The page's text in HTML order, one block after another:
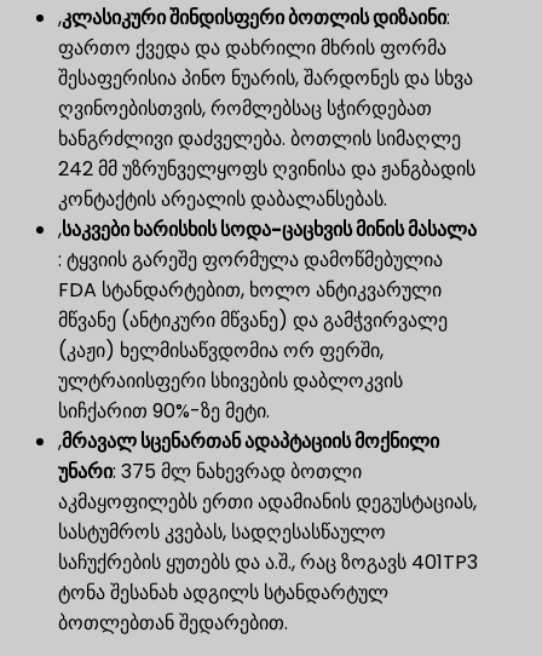
,კლასიკური შინდისფერი ბოთლის დიზაინი​:
ფართო ქვედა და დახრილი მხრის ფორმა
შესაფერისია პინო ნუარის, შარდონეს და სხვა
ღვინოებისთვის, რომლებსაც სჭირდებათ
ხანგრძლივი დაძველება. ბოთლის სიმაღლე
242 მმ უზრუნველყოფს ღვინისა და ჟანგბადის
კონტაქტის არეალის დაბალანსებას.
,საკვები ხარისხის სოდა-ცაცხვის მინის მასალა
: ტყვიის გარეშე ფორმულა დამოწმებულია
FDA სტანდარტებით, ხოლო ანტიკვარული
მწვანე (ანტიკური მწვანე) და გამჭვირვალე
(კაჟი) ხელმისაწვდომია ორ ფერში,
ულტრაიისფერი სხივების დაბლოკვის
სიჩქარით 90%-ზე მეტი.
,მრავალ სცენართან ადაპტაციის მოქნილი
უნარი​: 375 მლ ნახევრად ბოთლი
აკმაყოფილებს ერთი ადამიანის დეგუსტაციას,
სასტუმროს კვებას, სადღესასწაულო
საჩუქრების ყუთებს და ა.შ., რაც ზოგავს 401TP3
ტონა შესანახ ადგილს სტანდარტულ
ბოთლებთან შედარებით.